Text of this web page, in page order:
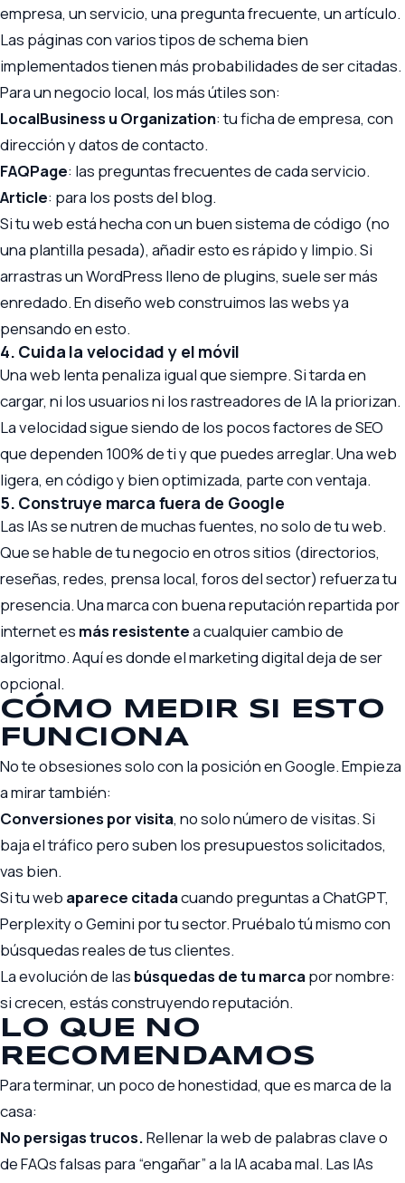
empresa, un servicio, una pregunta frecuente, un artículo.
Las páginas con varios tipos de schema bien
implementados tienen más probabilidades de ser citadas.
Para un negocio local, los más útiles son:
LocalBusiness u Organization: tu ficha de empresa, con
dirección y datos de contacto.
FAQPage: las preguntas frecuentes de cada servicio.
Article: para los posts del blog.
Si tu web está hecha con un buen sistema de código (no
una plantilla pesada), añadir esto es rápido y limpio. Si
arrastras un WordPress lleno de plugins, suele ser más
enredado. Endiseño webconstruimos las webs ya
pensando en esto.
4. Cuida la velocidad y el móvil
Una web lenta penaliza igual que siempre. Si tarda en
cargar, ni los usuarios ni los rastreadores de IA la priorizan.
La velocidad sigue siendo de los pocos factores de SEO
que dependen 100% de ti y que puedes arreglar. Una web
ligera, en código y bien optimizada, parte con ventaja.
5. Construye marca fuera de Google
Las IAs se nutren de muchas fuentes, no solo de tu web.
Que se hable de tu negocio en otros sitios (directorios,
reseñas, redes, prensa local, foros del sector) refuerza tu
presencia. Una marca con buena reputación repartida por
internet es más resistentea cualquier cambio de
algoritmo. Aquí es donde elmarketing digitaldeja de ser
opcional.
CÓMO MEDIR SI ESTO
FUNCIONA
No te obsesiones solo con la posición en Google. Empieza
a mirar también:
Conversiones por visita, no solo número de visitas. Si
baja el tráfico pero suben los presupuestos solicitados,
vas bien.
Si tu web aparece citadacuando preguntas a ChatGPT,
Perplexity o Gemini por tu sector. Pruébalo tú mismo con
búsquedas reales de tus clientes.
La evolución de las búsquedas de tu marcapor nombre:
si crecen, estás construyendo reputación.
LO QUE NO
RECOMENDAMOS
Para terminar, un poco de honestidad, que es marca de la
casa:
No persigas trucos.Rellenar la web de palabras clave o
de FAQs falsas para “engañar” a la IA acaba mal. Las IAs